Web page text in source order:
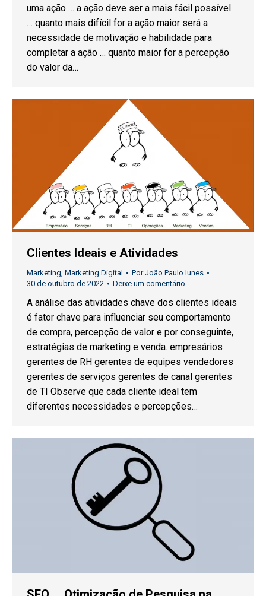
uma ação … a ação deve ser a mais fácil possível
… quanto mais difícil for a ação maior será a
necessidade de motivação e habilidade para
completar a ação … quanto maior for a percepção
do valor da…
Clientes Ideais e Atividades
Marketing Marketing Digital PorJoão Paulo Iunes
30 de outubro de 2022
Deixe um comentário
A análise das atividades chave dos clientes ideais
é fator chave para influenciar seu comportamento
de compra, percepção de valor e por conseguinte,
estratégias de marketing e venda. empresários
gerentes de RH gerentes de equipes vendedores
gerentes de serviços gerentes de canal gerentes
de TI Observe que cada cliente ideal tem
diferentes necessidades e percepções…